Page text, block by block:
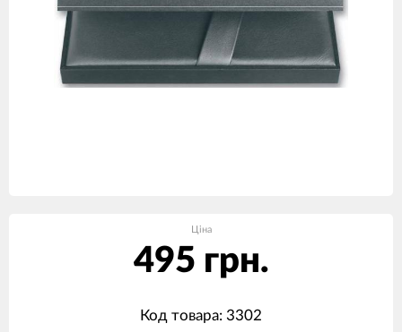
Ціна
495 грн.
Код товара: 3302